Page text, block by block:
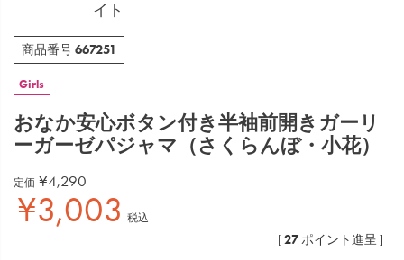
イト
商品番号667251
Girls
おなか安心ボタン付き半袖前開きガーリ
ーガーゼパジャマ（さくらんぼ・小花）
定価 ¥4,290
¥3,003 税込
[27ポイント進呈 ]